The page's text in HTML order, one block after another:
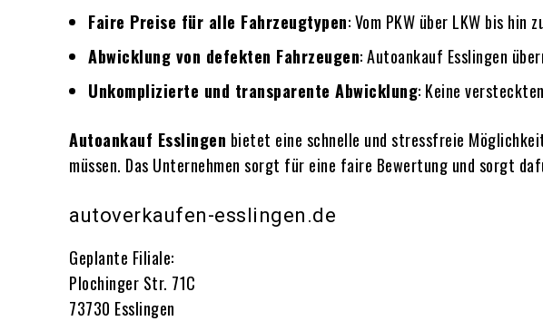
Faire Preise für alle Fahrzeugtypen: Vom PKW über LKW bis hin
Abwicklung von defekten Fahrzeugen: Autoankauf Esslingen
Unkomplizierte und transparente Abwicklung: Keine
Autoankauf Esslingen bietet eine schnelle und stressfreie
müssen. Das Unternehmen sorgt für eine faire Bewertung und sorgt
autoverkaufen-esslingen.de
Geplante Filiale:
Plochinger Str. 71C
73730 Esslingen